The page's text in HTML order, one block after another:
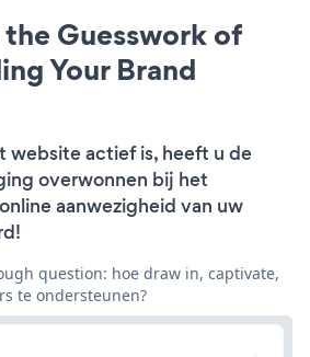
Guesswork of
Your Brand
website actief is, heeft u de
overwonnen bij het
aanwezigheid van uw
question: hoe draw in, captivate,
te ondersteunen?